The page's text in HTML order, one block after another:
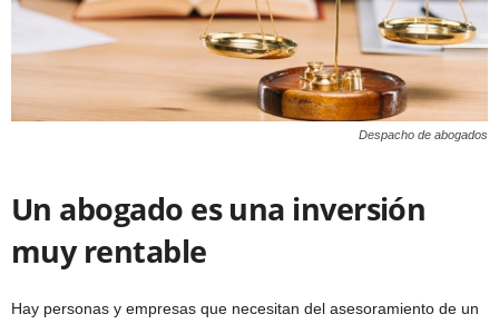
Despacho de abogados
Un abogado es una inversión
muy rentable
Hay personas y empresas que necesitan del asesoramiento de un